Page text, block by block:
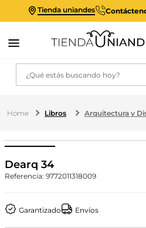
Tienda uniandes
¿Qué estás buscando hoy?
Libros Arquitectura y
Dearq 34
Referencia: 9772011318009
Garantizado Envíos